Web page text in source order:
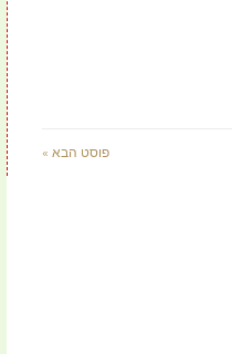
פוסט הבא »